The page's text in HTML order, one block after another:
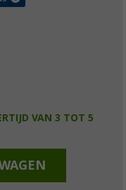
VAN 3 TOT 5